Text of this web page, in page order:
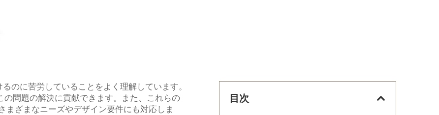
のに苦労していることをよく理解しています。
問題の解決に貢献できます。また、これらの
まざまなニーズやデザイン要件にも対応しま
目次